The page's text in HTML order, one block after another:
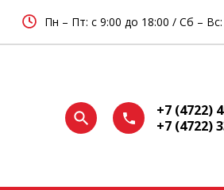
Пн – Пт: с 9:00 до 18:00 / Сб –
+7 (4722)
+7 (4722)